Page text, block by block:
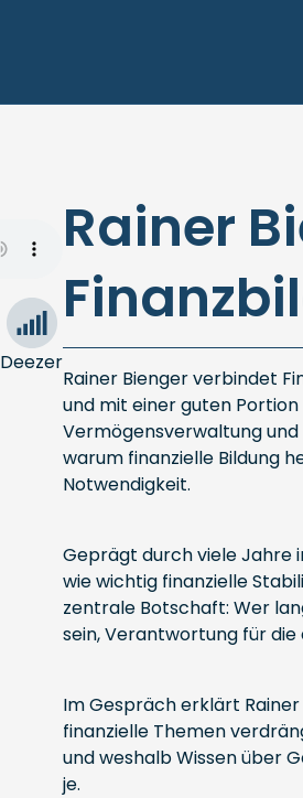
Deezer
Rainer
Rainer Bienger verbindet
und mit einer guten
Vermögensverwaltung
warum finanzielle Bildung
Notwendigkeit.
Geprägt durch viele Jahre
wie wichtig finanzielle
zentrale Botschaft: Wer
sein, Verantwortung für die
Im Gespräch erklärt
finanzielle Themen
und weshalb Wissen über
je.